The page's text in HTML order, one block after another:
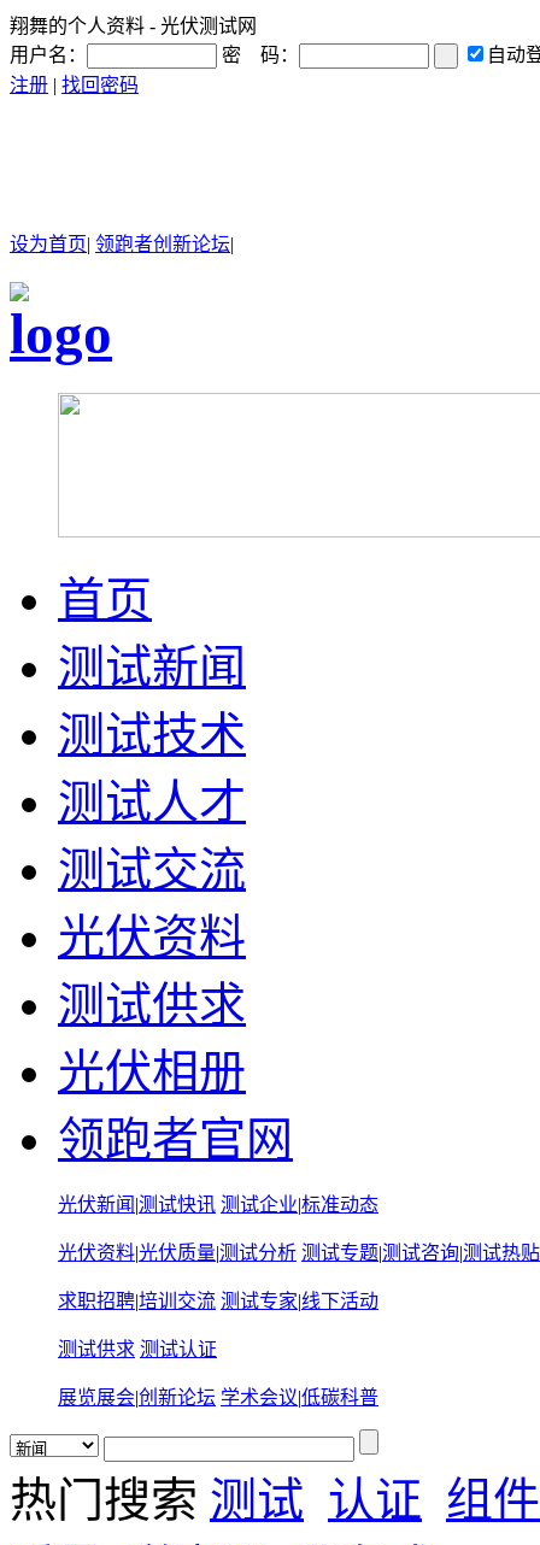
翔舞的个人资料 - 光伏测试网
用户名：
密 码：
自动
注册 | 找回密码
设为首页| 领跑者创新论坛|
首页
测试新闻
测试技术
测试人才
测试交流
光伏资料
测试供求
光伏相册
领跑者官网
光伏新闻 |测试快讯 测试企业|标准动态
光伏资料|光伏质量|测试分析 测试专题|测试咨询|测试热贴
求职招聘|培训交流 测试专家|线下活动
测试供求 测试认证
展览展会|创新论坛 学术会议|低碳科普
热门搜索 测试 认证 组件